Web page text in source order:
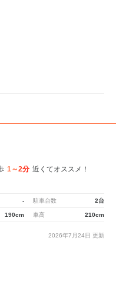
1～2分 近くてオススメ！
- 駐車台数 2台
190cm 車高 210cm
2026年7月24日 更新